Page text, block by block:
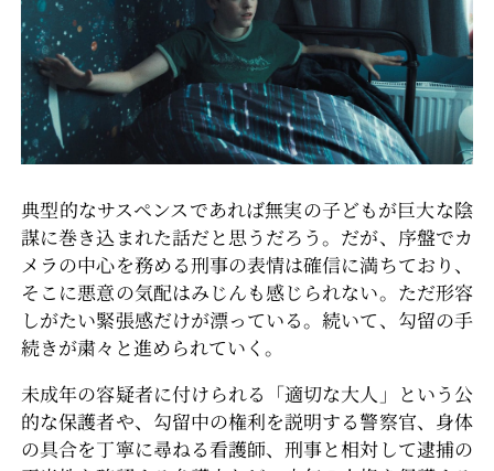
典型的なサスペンスであれば無実の子どもが巨大な陰
謀に巻き込まれた話だと思うだろう。だが、序盤でカ
メラの中心を務める刑事の表情は確信に満ちており、
そこに悪意の気配はみじんも感じられない。ただ形容
しがたい緊張感だけが漂っている。続いて、勾留の手
続きが粛々と進められていく。
未成年の容疑者に付けられる「適切な大人」という公
的な保護者や、勾留中の権利を説明する警察官、身体
の具合を丁寧に尋ねる看護師、刑事と相対して逮捕の